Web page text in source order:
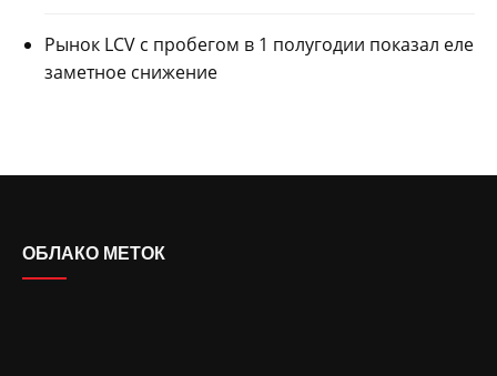
Рынок LCV с пробегом в 1 полугодии показал еле
заметное снижение
ОБЛАКО МЕТОК